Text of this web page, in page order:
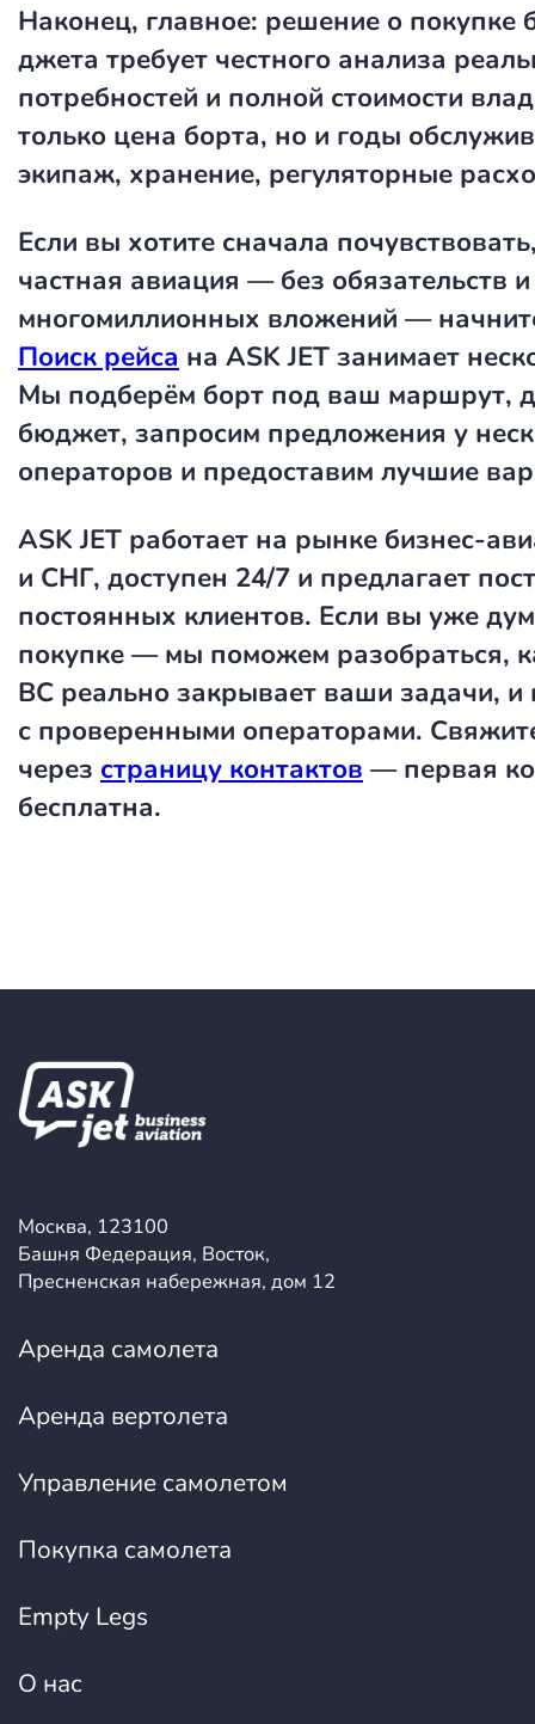
Наконец, главное: решение о покупке
джета требует честного анализа
потребностей и полной стоимости
только цена борта, но и годы
экипаж, хранение, регуляторные
Если вы хотите сначала
частная авиация — без обязательств и
многомиллионных вложений —
Поиск рейса на ASK JET занимает
Мы подберём борт под ваш маршрут,
бюджет, запросим предложения у
операторов и предоставим лучшие
ASK JET работает на рынке бизнес-
и СНГ, доступен 24/7 и предлагает
постоянных клиентов. Если вы уже
покупке — мы поможем разобраться,
ВС реально закрывает ваши задачи, и
с проверенными операторами.
через страницу контактов — первая
бесплатна.
Москва, 123100
Башня Федерация, Восток,
Пресненская набережная, дом 12
Аренда самолета
Аренда вертолета
Управление самолетом
Покупка самолета
Empty Legs
О нас